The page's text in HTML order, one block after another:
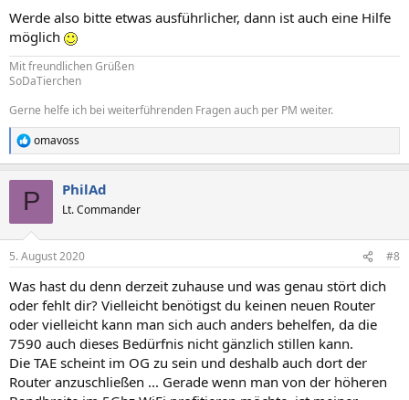
Werde also bitte etwas ausführlicher, dann ist auch eine Hilfe
möglich
Mit freundlichen Grüßen
SoDaTierchen
Gerne helfe ich bei weiterführenden Fragen auch per PM weiter.
R
e
e
:
omavoss
P PhilAd
Lt. Commander
5. August 2020 #8
Was hast du denn derzeit zuhause und was genau stört dich
oder fehlt dir? Vielleicht benötigst du keinen neuen Router
oder vielleicht kann man sich auch anders behelfen, da die
7590 auch dieses Bedürfnis nicht gänzlich stillen kann.
Die TAE scheint im OG zu sein und deshalb auch dort der
Router anzuschließen ... Gerade wenn man von der höheren